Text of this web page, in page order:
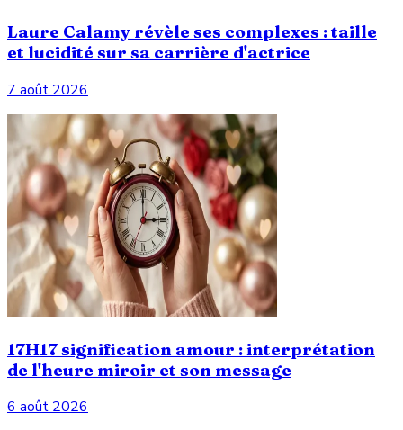
Laure Calamy révèle ses complexes : taille
et lucidité sur sa carrière d'actrice
7 août 2026
17H17 signification amour : interprétation
de l'heure miroir et son message
6 août 2026